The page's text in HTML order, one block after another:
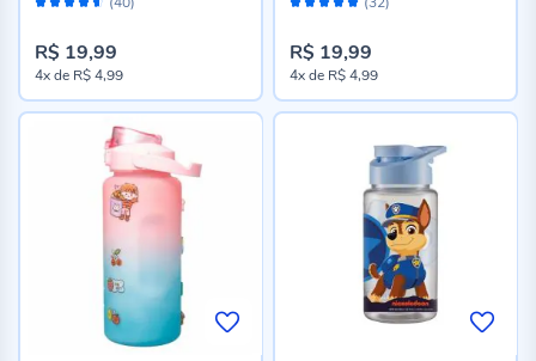
R$ 19,99
4xde R$ 4,99
R$ 19,99
4xde R$ 4,99